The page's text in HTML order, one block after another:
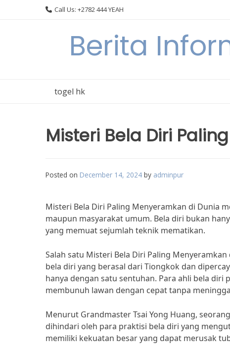
Call Us: +2782 444 YEAH
Berita
togel hk
Misteri Bela Diri
Posted on December 14, 2024 by adminpur
Misteri Bela Diri Paling Menyeramkan di Dunia
maupun masyarakat umum. Bela diri bukan
yang memuat sejumlah teknik mematikan.
Salah satu Misteri Bela Diri Paling
bela diri yang berasal dari Tiongkok dan
hanya dengan satu sentuhan. Para ahli bela
membunuh lawan dengan cepat tanpa
Menurut Grandmaster Tsai Yong Huang,
dihindari oleh para praktisi bela diri yang
memiliki kekuatan besar yang dapat merusak